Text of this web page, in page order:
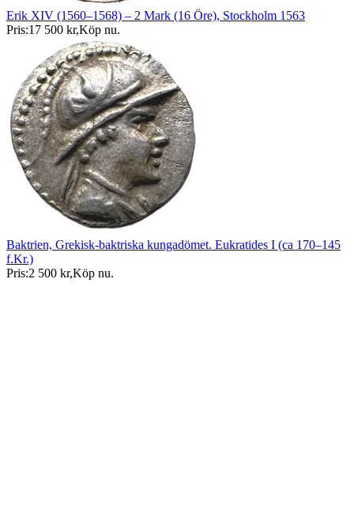
Erik XIV (1560–1568) – 2 Mark (16 Öre), Stockholm 1563
Pris:17 500 kr,Köp nu.
Baktrien, Grekisk-baktriska kungadömet. Eukratides I (ca 170–145
f.Kr.)
Pris:2 500 kr,Köp nu.